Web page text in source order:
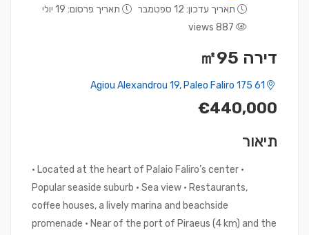
תאריך עדכון: 12 ספטמבר
תאריך פרסום: 19 יולי
887 views
דירה ㎡95
€440,000
תיאור
• Located at the heart of Palaio Faliro’s center •
Popular seaside suburb • Sea view • Restaurants,
coffee houses, a lively marina and beachside
promenade • Near of the port of Piraeus (4 km) and the